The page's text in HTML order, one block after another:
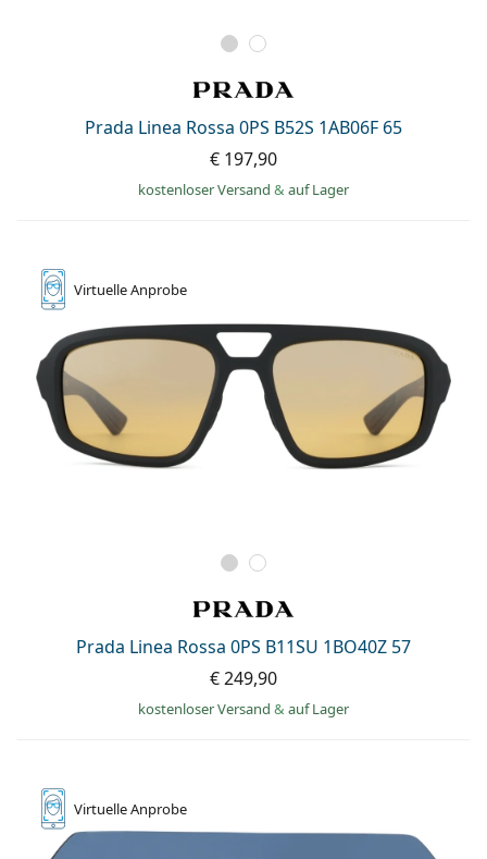
Prada Linea Rossa 0PS B52S 1AB06F 65
€ 197,90
kostenloser Versand & auf Lager
VirtuelleAnprobe
Prada Linea Rossa 0PS B11SU 1BO40Z 57
€ 249,90
kostenloser Versand & auf Lager
VirtuelleAnprobe